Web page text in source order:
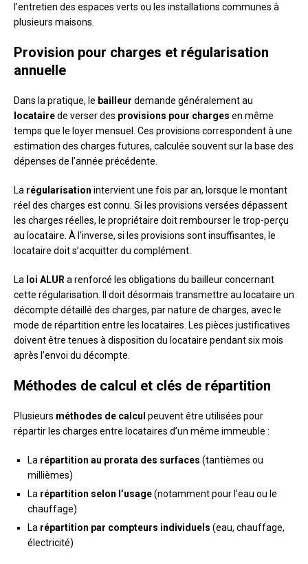
l’entretien des espaces verts ou les installations communes à
plusieurs maisons.
Provision pour charges et régularisation
annuelle
Dans la pratique, le bailleur demande généralement au
locatairede verser des provisions pour charges en même
temps que le loyer mensuel. Ces provisions correspondent à une
estimation des charges futures, calculée souvent sur la base des
dépenses de l’année précédente.
La régularisation intervient une fois par an, lorsque le montant
réel des charges est connu. Si les provisions versées dépassent
les charges réelles, le propriétaire doit rembourser le trop-perçu
au locataire. À l’inverse, si les provisions sont insuffisantes, le
locataire doit s’acquitter du complément.
La loi ALUR a renforcé les obligations du bailleur concernant
cette régularisation. Il doit désormais transmettre au locataire un
décompte détaillé des charges, par nature de charges, avec le
mode de répartition entre les locataires. Les pièces justificatives
doivent être tenues à disposition du locataire pendant six mois
après l’envoi du décompte.
Méthodes de calcul et clés de répartition
Plusieurs méthodes de calcul peuvent être utilisées pour
répartir les charges entre locataires d’un même immeuble :
La répartition au prorata des surfaces (tantièmes ou
millièmes)
La répartition selon l’usage(notamment pour l’eau ou le
chauffage)
La répartition par compteurs individuels (eau, chauffage,
électricité)